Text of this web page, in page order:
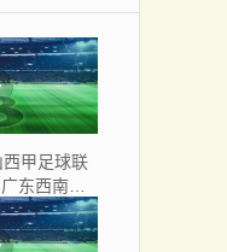
甲足球联
东西南建
全场录像